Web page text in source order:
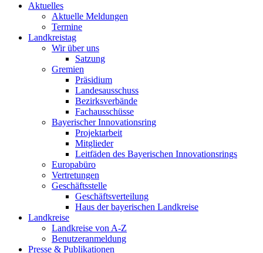
Aktuelles
Aktuelle Meldungen
Termine
Landkreistag
Wir über uns
Satzung
Gremien
Präsidium
Landesausschuss
Bezirksverbände
Fachausschüsse
Bayerischer Innovationsring
Projektarbeit
Mitglieder
Leitfäden des Bayerischen Innovationsrings
Europabüro
Vertretungen
Geschäftsstelle
Geschäftsverteilung
Haus der bayerischen Landkreise
Landkreise
Landkreise von A-Z
Benutzeranmeldung
Presse & Publikationen